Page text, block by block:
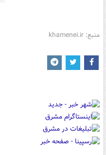
منبع: khamenei.ir